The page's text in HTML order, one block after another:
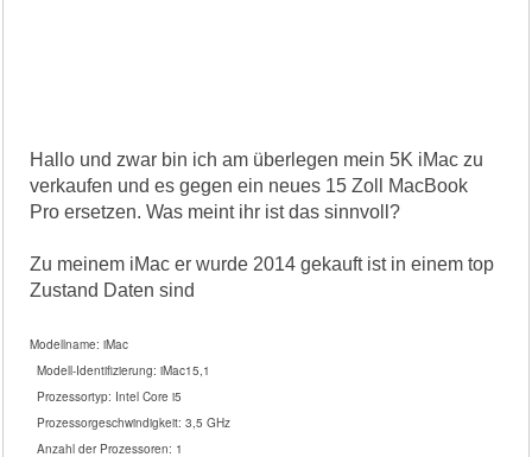
Hallo und zwar bin ich am überlegen mein 5K iMac zu
verkaufen und es gegen ein neues 15 Zoll MacBook
Pro ersetzen. Was meint ihr ist das sinnvoll?
Zu meinem iMac er wurde 2014 gekauft ist in einem top
Zustand Daten sind
Modellname: iMac
Modell-Identifizierung: iMac15,1
Prozessortyp: Intel Core i5
Prozessorgeschwindigkeit: 3,5 GHz
Anzahl der Prozessoren: 1